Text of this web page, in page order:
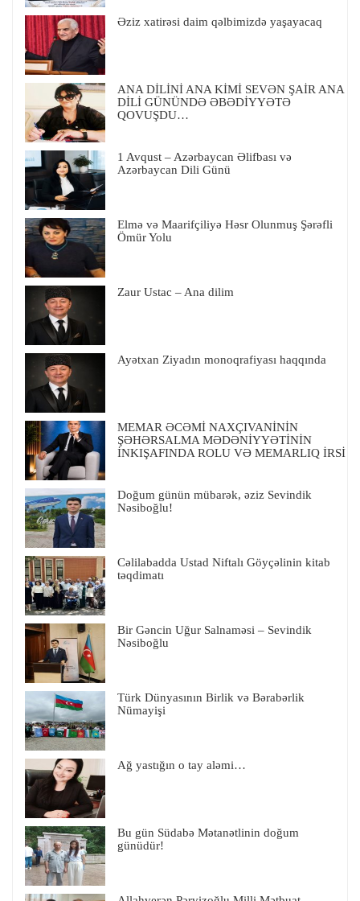
Əziz xatirəsi daim qəlbimizdə yaşayacaq
ANA DİLİNİ ANA KİMİ SEVƏN ŞAİR ANA
DİLİ GÜNÜNDƏ ƏBƏDİYYƏTƏ
QOVUŞDU…
1 Avqust – Azərbaycan Əlifbası və
Azərbaycan Dili Günü
Elmə və Maarifçiliyə Həsr Olunmuş Şərəfli
Ömür Yolu
Zaur Ustac – Ana dilim
Ayətxan Ziyadın monoqrafiyası haqqında
MEMAR ƏCƏMİ NAXÇIVANİNİN
ŞƏHƏRSALMA MƏDƏNİYYƏTİNİN
İNKIŞAFINDA ROLU VƏ MEMARLIQ İRSİ
Doğum günün mübarək, əziz Sevindik
Nəsiboğlu!
Cəlilabadda Ustad Niftalı Göyçəlinin kitab
təqdimatı
Bir Gəncin Uğur Salnaməsi – Sevindik
Nəsiboğlu
Türk Dünyasının Birlik və Bərabərlik
Nümayişi
Ağ yastığın o tay aləmi…
Bu gün Südabə Mətanətlinin doğum
günüdür!